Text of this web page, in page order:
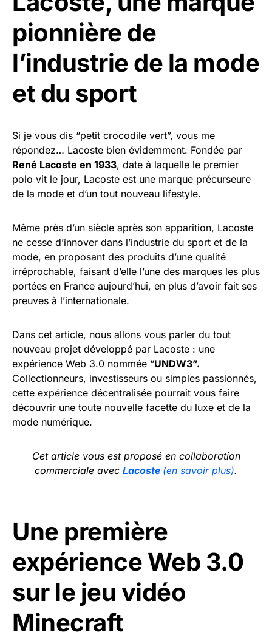
pionnière de
l’industrie de la mode
et du sport
Si je vous dis “petit crocodile vert”, vous me
répondez… Lacoste bien évidemment. Fondée par
René Lacoste en 1933, date à laquelle le premier
polo vit le jour, Lacoste est une marque précurseure
de la mode et d’un tout nouveau lifestyle.
Même près d’un siècle après son apparition, Lacoste
ne cesse d’innover dans l’industrie du sport et de la
mode, en proposant des produits d’une qualité
irréprochable, faisant d’elle l’une des marques les plus
portées en France aujourd’hui, en plus d’avoir fait ses
preuves à l’internationale.
Dans cet article, nous allons vous parler du tout
nouveau projet développé par Lacoste : une
expérience Web 3.0 nommée “UNDW3”.
Collectionneurs, investisseurs ou simples passionnés,
cette expérience décentralisée pourrait vous faire
découvrir une toute nouvelle facette du luxe et de la
mode numérique.
Cet article vous est proposé en collaboration
commerciale avec Lacoste (en savoir plus).
Une première
expérience Web 3.0
sur le jeu vidéo
Minecraft